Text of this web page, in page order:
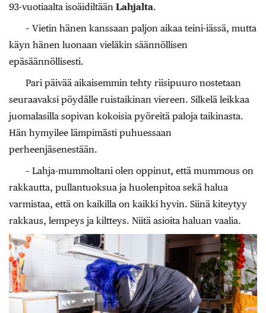
93-vuotiaalta isoäidiltään Lahjalta.
– Vietin hänen kanssaan paljon aikaa teini-iässä, mutta
käyn hänen luonaan vieläkin säännöllisen
epäsäännöllisesti.
Pari päivää aikaisemmin tehty riisipuuro nostetaan
seuraavaksi pöydälle ruistaikinan viereen. Silkelä leikkaa
juomalasilla sopivan kokoisia pyöreitä paloja taikinasta.
Hän hymyilee lämpimästi puhuessaan
perheenjäsenestään.
– Lahja-mummoltani olen oppinut, että mummous on
rakkautta, pullantuoksua ja huolenpitoa sekä halua
varmistaa, että on kaikilla on kaikki hyvin. Siinä kiteytyy
rakkaus, lempeys ja kiltteys. Niitä asioita haluan vaalia.